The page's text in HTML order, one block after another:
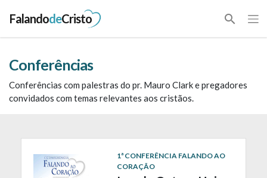
FalandodeCristo search
Conferências
Conferências com palestras do pr. Mauro Clark e pregadores
convidados com temas relevantes aos cristãos.
1ª CONFERÊNCIA FALANDO AO
CORAÇÃO